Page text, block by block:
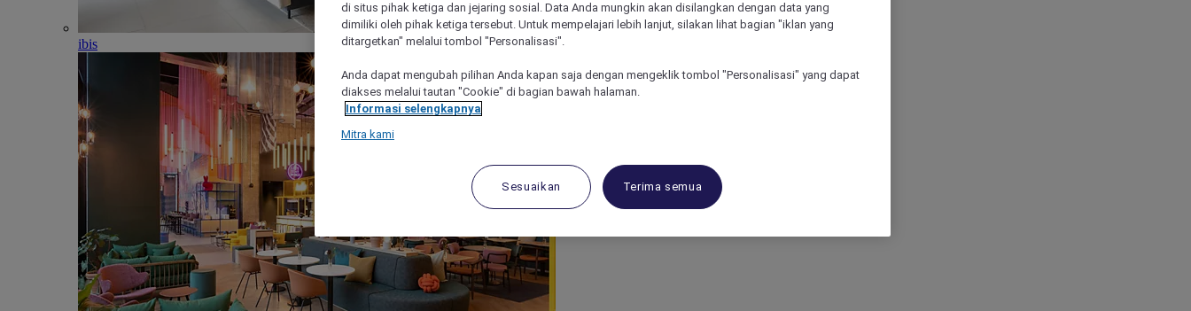
ibis
di situs pihak ketiga dan jejaring sosial. Data Anda mungkin akan disilangkan dengan data yang
dimiliki oleh pihak ketiga tersebut. Untuk mempelajari lebih lanjut, silakan lihat bagian "iklan yang
ditargetkan" melalui tombol "Personalisasi".
Anda dapat mengubah pilihan Anda kapan saja dengan mengeklik tombol "Personalisasi" yang dapat
diakses melalui tautan "Cookie" di bagian bawah halaman.
Informasi selengkapnya
Mitra kami
Sesuaikan Terima semua